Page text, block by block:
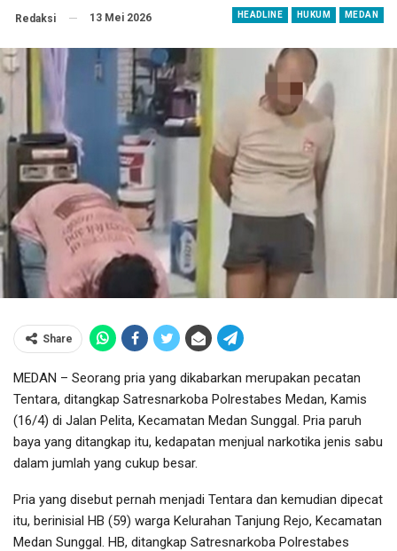
HEADLINE HUKUM MEDAN
Redaksi 13 Mei 2026
Share
MEDAN – Seorang pria yang dikabarkan merupakan pecatan
Tentara, ditangkap Satresnarkoba Polrestabes Medan, Kamis
(16/4) di Jalan Pelita, Kecamatan Medan Sunggal. Pria paruh
baya yang ditangkap itu, kedapatan menjual narkotika jenis sabu
dalam jumlah yang cukup besar.
Pria yang disebut pernah menjadi Tentara dan kemudian dipecat
itu, berinisial HB (59) warga Kelurahan Tanjung Rejo, Kecamatan
Medan Sunggal. HB, ditangkap Satresnarkoba Polrestabes